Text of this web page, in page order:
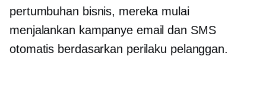
pertumbuhan bisnis, mereka mulai
menjalankan kampanye email dan SMS
otomatis berdasarkan perilaku pelanggan.